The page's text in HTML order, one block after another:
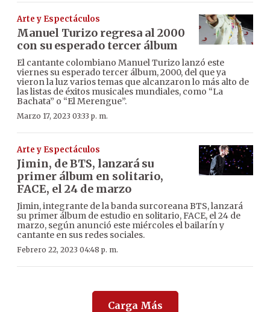
Arte y Espectáculos
Manuel Turizo regresa al 2000
con su esperado tercer álbum
El cantante colombiano Manuel Turizo lanzó este
viernes su esperado tercer álbum, 2000, del que ya
vieron la luz varios temas que alcanzaron lo más alto de
las listas de éxitos musicales mundiales, como “La
Bachata” o “El Merengue”.
Marzo 17, 2023 03:33 p. m.
Arte y Espectáculos
Jimin, de BTS, lanzará su
primer álbum en solitario,
FACE, el 24 de marzo
Jimin, integrante de la banda surcoreana BTS, lanzará
su primer álbum de estudio en solitario, FACE, el 24 de
marzo, según anunció este miércoles el bailarín y
cantante en sus redes sociales.
Febrero 22, 2023 04:48 p. m.
Carga Más